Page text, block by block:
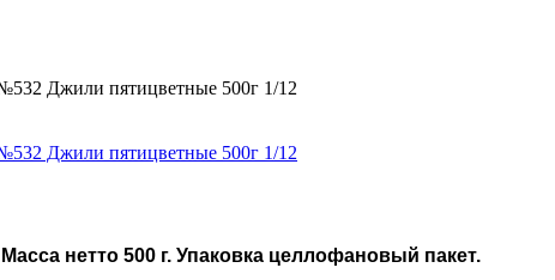
нетто 500 г. Упаковка целлофановый пакет.